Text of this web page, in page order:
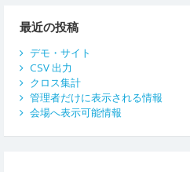
ー
シ
ョ
ン
最近の投稿
デモ・サイト
CSV 出力
クロス集計
管理者だけに表示される情報
会場へ表示可能情報